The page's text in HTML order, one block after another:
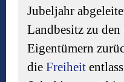
Jubeljahr
Landbesitz zu
Eigentümern
die Freiheit